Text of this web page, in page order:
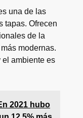
una de las
tapas. Ofrecen
de la
modernas.
el ambiente es
2021 hubo